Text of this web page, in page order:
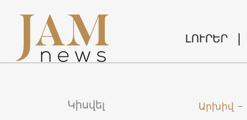
ԼՈՒՐԵՐ
Կիսվել Արխիվ -